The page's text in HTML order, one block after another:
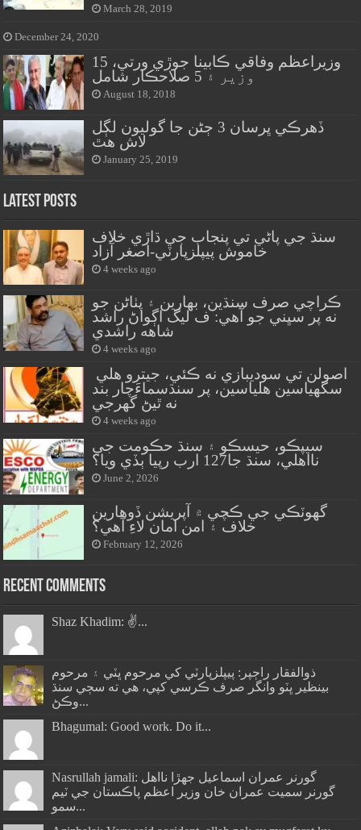
March 28, 2019
December 24, 2020
وزيراعظم وفاقي ڪابينا جوڙي ورتي، 15
وزير ۽ 5 صلاحڪار شامل
August 18, 2018
ڏهرڪي ڀرسان 3 ڄڻن جا گوليون لڳل
لاش هٿ
January 25, 2019
Latest Posts
سنڌ جي پاڻي تي پنجاب جي ڌاڙي خلاف
خاموش پيپلزپارٽي-اصغر آزاد
4 weeks ago
ڪراچي صرف سنڌين، بهارين ۽ پٺاڻن جو
نه پر سڀني جو آهي: ف ليگ اڳواڻ راشد
شاهه راشدي
4 weeks ago
سگهياسين هلياسين، پر سنڌسماءَچار بند
نه ٿيڻ گهرجي
4 weeks ago
سيپڪو، حيسڪو ۽ سنڌ حڪومت جي
نااهلي، سنڌ جا127 ارب رپيا ٻڏي ويا؟
June 2, 2026
گهوٽڪي جي ڪچي ۾ آپريشن ڏوهارين
خلاف ۽ امن امان لاءِ آهي؟
February 12, 2026
Recent Comments
Shaz Khadim: ✌️...
ذوالفقار راڄپر: پيپلزپارٽي کي مرحوم ڀٽي ۽ مرحوم
بينظير ڀٽو وانگر صرف ڪرسي کپي، هي ته سڄي سنڌ
وڪڻ...
Bhagumal: Good work. Do it...
Nasrullah jamali: گورنر عمران اسماعيل جھڙا نااهل
گورنر سميت عمران خان وزير اعظم پاڪستان جي ٽيم
سمو...